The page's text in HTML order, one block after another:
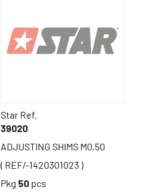
Star Ref.
39020
ADJUSTING SHIMS M0,50
( REF/-1420301023 )
Pkg 50 pcs